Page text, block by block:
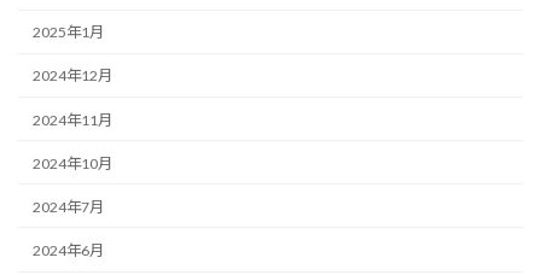
2025年1月
2024年12月
2024年11月
2024年10月
2024年7月
2024年6月